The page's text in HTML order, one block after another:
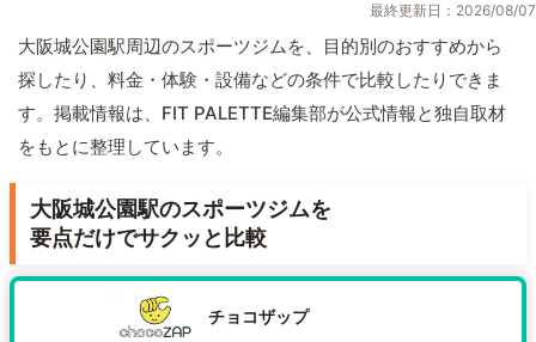
最終更新日：2026/08/07
大阪城公園駅周辺のスポーツジムを、目的別のおすすめから
探したり、料金・体験・設備などの条件で比較したりできま
す。掲載情報は、FIT PALETTE編集部が公式情報と独自取材
をもとに整理しています。
大阪城公園駅のスポーツジムを
要点だけでサクッと比較
チョコザップ